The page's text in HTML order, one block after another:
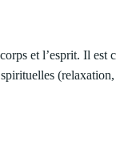
et l’esprit. Il est